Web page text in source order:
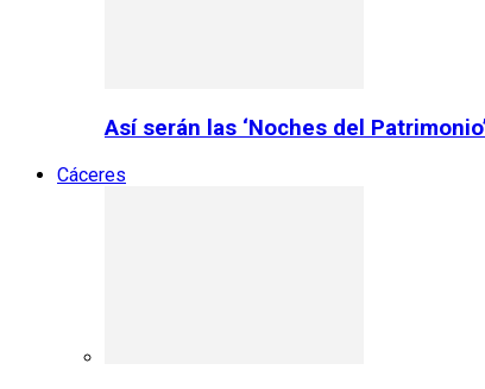
Así serán las ‘Noches del
Cáceres